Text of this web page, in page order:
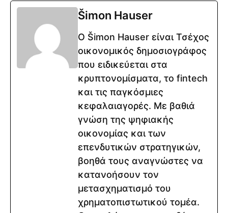
Šimon Hauser
Ο Šimon Hauser είναι Τσέχος
οικονομικός δημοσιογράφος
που ειδικεύεται στα
κρυπτονομίσματα, το fintech
και τις παγκόσμιες
κεφαλαιαγορές. Με βαθιά
γνώση της ψηφιακής
οικονομίας και των
επενδυτικών στρατηγικών,
βοηθά τους αναγνώστες να
κατανοήσουν τον
μετασχηματισμό του
χρηματοπιστωτικού τομέα.